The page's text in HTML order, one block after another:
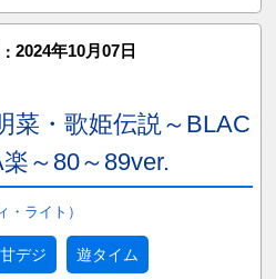
2024年10月07日
菜・歌姫伝説～BLAC
～80～89ver.
・ライト）
甘デジ 遊タイム